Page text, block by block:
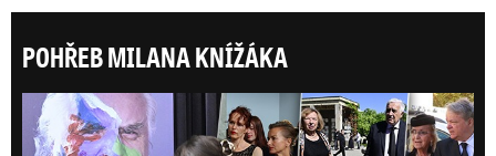
ONLINE 15:22 Poslední rozloučení s Milanem Knížákem (†86):